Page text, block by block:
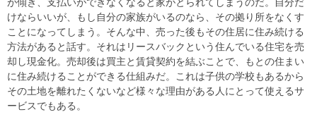
けならいいが、もし自分の家族がいるのなら、その拠り所をなくす
ことになってしまう。そんな中、売った後もその住居に住み続ける
方法があると話す。それはリースバックという住んでいる住宅を売
却し現金化。売却後は買主と賃貸契約を結ぶことで、もとの住まい
に住み続けることができる仕組みだ。これは子供の学校もあるから
その土地を離れたくないなど様々な理由がある人にとって使えるサ
ービスでもある。